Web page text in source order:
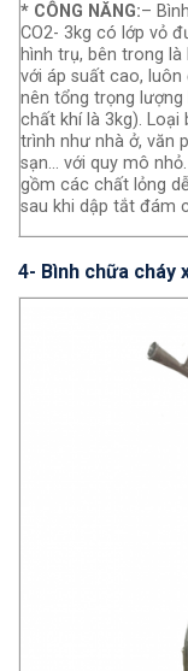
* CÔNG NĂNG:–
CO2- 3kg có lớp vỏ
hình trụ, bên trong
với áp suất cao, luôn
nên tổng trọng
chất khí là 3kg).
trình như nhà ở, văn
sạn… với quy mô
gồm các chất lỏng
sau khi dập tắt đám
4- Bình chữa cháy